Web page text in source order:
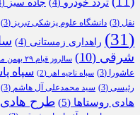
تردد خودرو (4) جاده سبز (4)
نقل (3) دانشگاه علوم پزشکی تبریز (3)
(31)
راهداری زمستانی (4)
شرقی (10) سالروز قیام ۲۹ بهمن مردم تبریز
عاشورا
(3) سپاه ناحیه اهر (2) سپاه
رئیسی (3) سید محمدعلی آل هاشم (3)
هادی روستاها (5) طرح هادی